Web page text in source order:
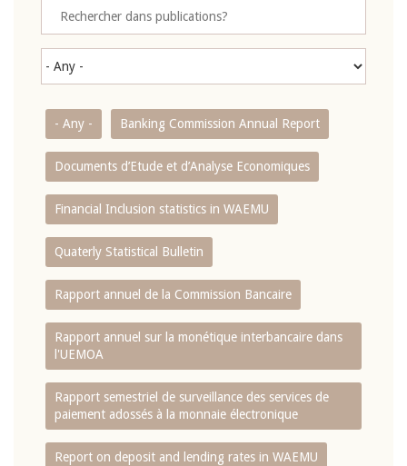
- Any - Banking Commission Annual Report
Documents d’Etude et d’Analyse Economiques
Financial Inclusion statistics in WAEMU
Quaterly Statistical Bulletin
Rapport annuel de la Commission Bancaire
Rapport annuel sur la monétique interbancaire dans
l'UEMOA
Rapport semestriel de surveillance des services de
paiement adossés à la monnaie électronique
Report on deposit and lending rates in WAEMU